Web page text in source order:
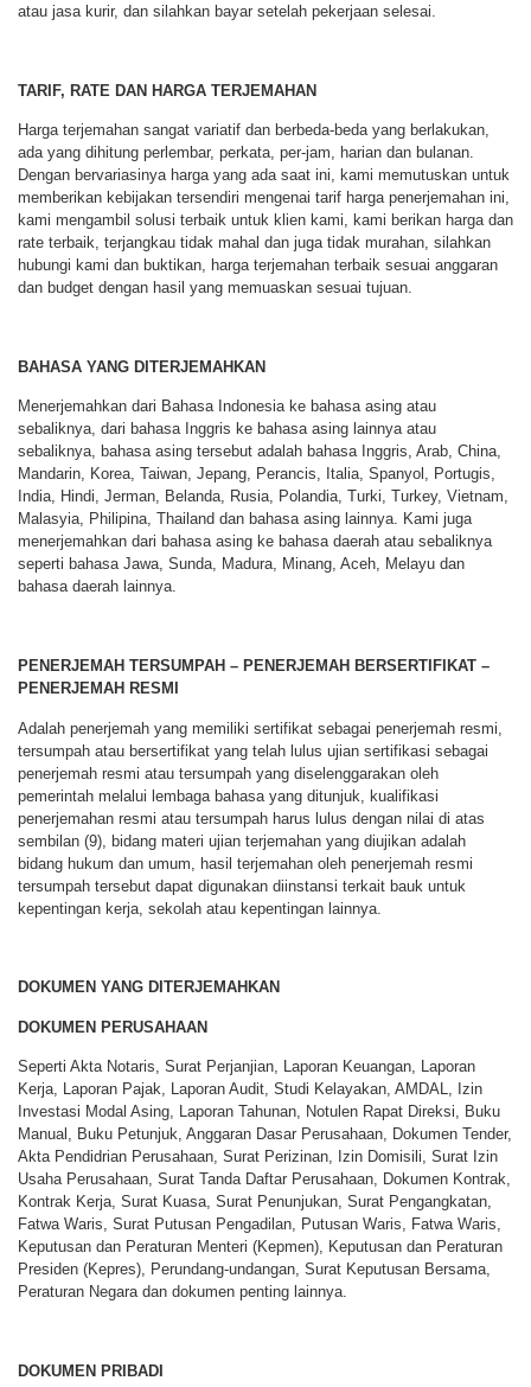
atau jasa kurir, dan silahkan bayar setelah pekerjaan selesai.
TARIF, RATE DAN HARGA TERJEMAHAN
Harga terjemahan sangat variatif dan berbeda-beda yang berlakukan,
ada yang dihitung perlembar, perkata, per-jam, harian dan bulanan.
Dengan bervariasinya harga yang ada saat ini, kami memutuskan untuk
memberikan kebijakan tersendiri mengenai tarif harga penerjemahan ini,
kami mengambil solusi terbaik untuk klien kami, kami berikan harga dan
rate terbaik, terjangkau tidak mahal dan juga tidak murahan, silahkan
hubungi kami dan buktikan, harga terjemahan terbaik sesuai anggaran
dan budget dengan hasil yang memuaskan sesuai tujuan.
BAHASA YANG DITERJEMAHKAN
Menerjemahkan dari Bahasa Indonesia ke bahasa asing atau
sebaliknya, dari bahasa Inggris ke bahasa asing lainnya atau
sebaliknya, bahasa asing tersebut adalah bahasa Inggris, Arab, China,
Mandarin, Korea, Taiwan, Jepang, Perancis, Italia, Spanyol, Portugis,
India, Hindi, Jerman, Belanda, Rusia, Polandia, Turki, Turkey, Vietnam,
Malasyia, Philipina, Thailand dan bahasa asing lainnya. Kami juga
menerjemahkan dari bahasa asing ke bahasa daerah atau sebaliknya
seperti bahasa Jawa, Sunda, Madura, Minang, Aceh, Melayu dan
bahasa daerah lainnya.
PENERJEMAH TERSUMPAH – PENERJEMAH BERSERTIFIKAT –
PENERJEMAH RESMI
Adalah penerjemah yang memiliki sertifikat sebagai penerjemah resmi,
tersumpah atau bersertifikat yang telah lulus ujian sertifikasi sebagai
penerjemah resmi atau tersumpah yang diselenggarakan oleh
pemerintah melalui lembaga bahasa yang ditunjuk, kualifikasi
penerjemahan resmi atau tersumpah harus lulus dengan nilai di atas
sembilan (9), bidang materi ujian terjemahan yang diujikan adalah
bidang hukum dan umum, hasil terjemahan oleh penerjemah resmi
tersumpah tersebut dapat digunakan diinstansi terkait bauk untuk
kepentingan kerja, sekolah atau kepentingan lainnya.
DOKUMEN YANG DITERJEMAHKAN
DOKUMEN PERUSAHAAN
Seperti Akta Notaris, Surat Perjanjian, Laporan Keuangan, Laporan
Kerja, Laporan Pajak, Laporan Audit, Studi Kelayakan, AMDAL, Izin
Investasi Modal Asing, Laporan Tahunan, Notulen Rapat Direksi, Buku
Manual, Buku Petunjuk, Anggaran Dasar Perusahaan, Dokumen Tender,
Akta Pendidrian Perusahaan, Surat Perizinan, Izin Domisili, Surat Izin
Usaha Perusahaan, Surat Tanda Daftar Perusahaan, Dokumen Kontrak,
Kontrak Kerja, Surat Kuasa, Surat Penunjukan, Surat Pengangkatan,
Fatwa Waris, Surat Putusan Pengadilan, Putusan Waris, Fatwa Waris,
Keputusan dan Peraturan Menteri (Kepmen), Keputusan dan Peraturan
Presiden (Kepres), Perundang-undangan, Surat Keputusan Bersama,
Peraturan Negara dan dokumen penting lainnya.
DOKUMEN PRIBADI